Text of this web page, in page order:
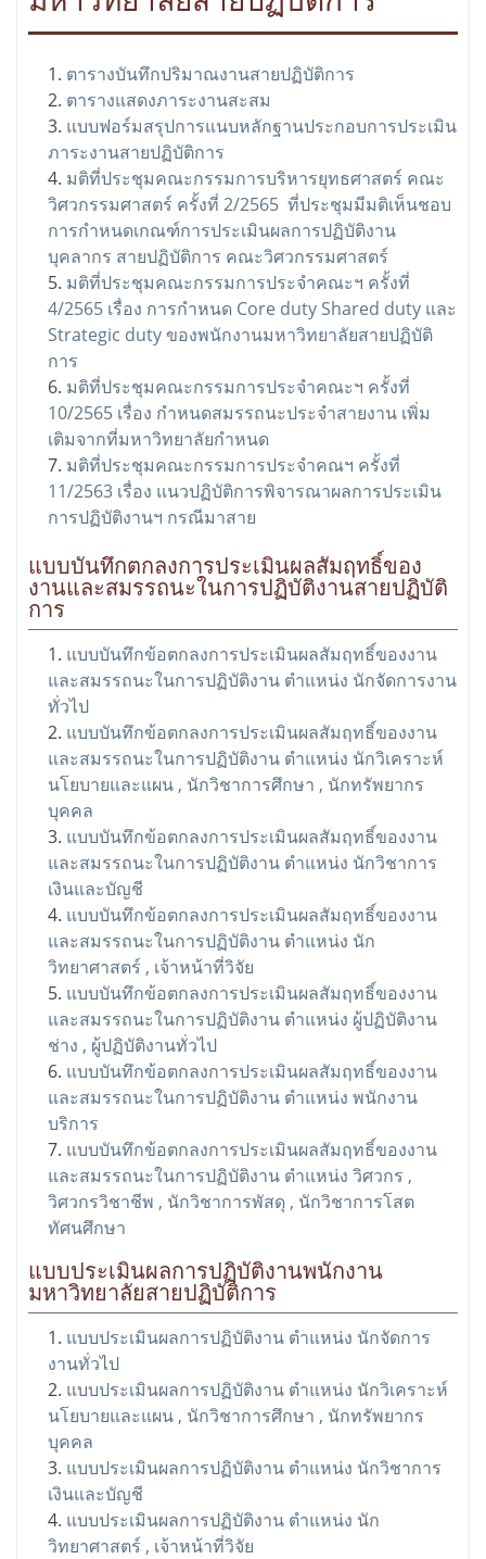
ตารางบันทึกปริมาณงานสายปฏิบัติการ
ตารางแสดงภาระงานสะสม
แบบฟอร์มสรุปการแนบหลักฐานประกอบการประเมิน
ภาระงานสายปฏิบัติการ
มติที่ประชุมคณะกรรมการบริหารยุทธศาสตร์ คณะ
วิศวกรรมศาสตร์ ครั้งที่ 2/2565 ที่ประชุมมีมติเห็นชอบ
การกำหนดเกณฑ์การประเมินผลการปฏิบัติงาน
บุคลากร สายปฏิบัติการ คณะวิศวกรรมศาสตร์
มติที่ประชุมคณะกรรมการประจำคณะฯ ครั้งที่
4/2565 เรื่อง การกำหนด Core duty Shared duty และ
Strategic duty ของพนักงานมหาวิทยาลัยสายปฏิบัติ
การ
มติที่ประชุมคณะกรรมการประจำคณะฯ ครั้งที่
10/2565 เรื่อง กำหนดสมรรถนะประจำสายงาน เพิ่ม
เติมจากที่มหาวิทยาลัยกำหนด
มติที่ประชุมคณะกรรมการประจำคณฯ ครั้งที่
11/2563 เรื่อง แนวปฏิบัติการพิจารณาผลการประเมิน
การปฏิบัติงานฯ กรณีมาสาย
แบบบันทึกตกลงการประเมินผลสัมฤทธิ์ของ
งานและสมรรถนะในการปฏิบัติงานสายปฏิบัติ
การ
แบบบันทึกข้อตกลงการประเมินผลสัมฤทธิ์ของงาน
และสมรรถนะในการปฏิบัติงาน ตำแหน่ง นักจัดการงาน
ทั่วไป
แบบบันทึกข้อตกลงการประเมินผลสัมฤทธิ์ของงาน
และสมรรถนะในการปฏิบัติงาน ตำแหน่ง นักวิเคราะห์
นโยบายและแผน , นักวิชาการศึกษา , นักทรัพยากร
บุคคล
แบบบันทึกข้อตกลงการประเมินผลสัมฤทธิ์ของงาน
และสมรรถนะในการปฏิบัติงาน ตำแหน่ง นักวิชาการ
เงินและบัญชี
แบบบันทึกข้อตกลงการประเมินผลสัมฤทธิ์ของงาน
และสมรรถนะในการปฏิบัติงาน ตำแหน่ง นัก
วิทยาศาสตร์ , เจ้าหน้าที่วิจัย
แบบบันทึกข้อตกลงการประเมินผลสัมฤทธิ์ของงาน
และสมรรถนะในการปฏิบัติงาน ตำแหน่ง ผู้ปฏิบัติงาน
ช่าง , ผู้ปฏิบัติงานทั่วไป
แบบบันทึกข้อตกลงการประเมินผลสัมฤทธิ์ของงาน
และสมรรถนะในการปฏิบัติงาน ตำแหน่ง พนักงาน
บริการ
แบบบันทึกข้อตกลงการประเมินผลสัมฤทธิ์ของงาน
และสมรรถนะในการปฏิบัติงาน ตำแหน่ง วิศวกร ,
วิศวกรวิชาชีพ , นักวิชาการพัสดุ , นักวิชาการโสต
ทัศนศึกษา
แบบประเมินผลการปฏิบัติงานพนักงาน
มหาวิทยาลัยสายปฏิบัติการ
แบบประเมินผลการปฏิบัติงาน ตำแหน่ง นักจัดการ
งานทั่วไป
แบบประเมินผลการปฏิบัติงาน ตำแหน่ง นักวิเคราะห์
นโยบายและแผน , นักวิชาการศึกษา , นักทรัพยากร
บุคคล
แบบประเมินผลการปฏิบัติงาน ตำแหน่ง นักวิชาการ
เงินและบัญชี
แบบประเมินผลการปฏิบัติงาน ตำแหน่ง นัก
วิทยาศาสตร์ , เจ้าหน้าที่วิจัย